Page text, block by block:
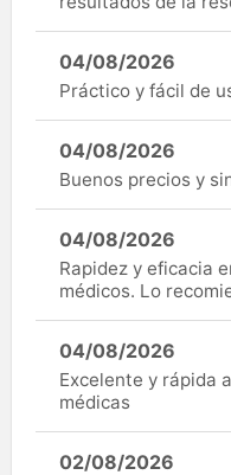
04/08/2026
Práctico y fácil de
04/08/2026
Buenos precios y
04/08/2026
Rapidez y eficacia
médicos. Lo
04/08/2026
Excelente y rápida
médicas
02/08/2026